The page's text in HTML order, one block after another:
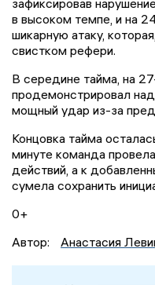
в высоком темпе, и на
шикарную атаку,
свистком рефери.
В середине тайма, на
продемонстрировал
мощный удар из-за
Концовка тайма
минуте команда
действий, а к
сумела сохранить
0+
Автор:
Анастасия